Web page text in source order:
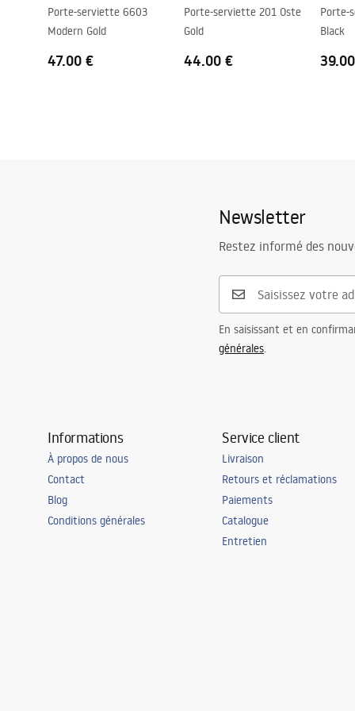
Porte-serviette 6603
Modern Gold
47.00 €
Porte-serviette 201 Oste
Gold
44.00 €
Porte-
Black
Newsletter
Restez informé des
En saisissant et en
générales.
Informations
À propos de nous
Contact
Blog
Conditions générales
Service client
Livraison
Retours et réclamations
Paiements
Catalogue
Entretien